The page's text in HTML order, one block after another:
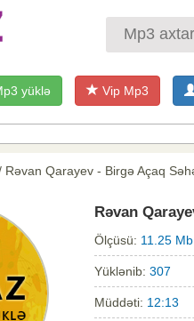
yüklə Vip Mp3
Rəvan Qarayev - Birgə Açaq
Rəvan
Ölçüsü: 11.25 Mb
Yüklənib: 307
Müddəti: 12:13